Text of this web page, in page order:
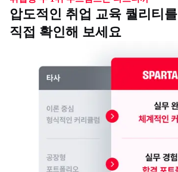
압도적인 취업 교육 퀄리티를
직접 확인해 보세요